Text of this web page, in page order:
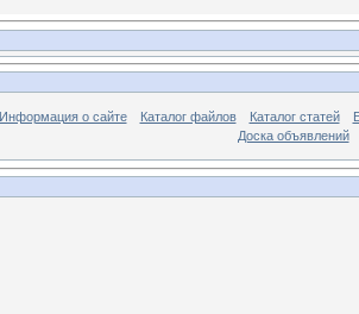
Информация о сайте Каталог файлов Каталог статей
Доска объявлений